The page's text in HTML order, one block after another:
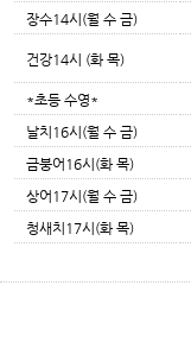
장수14시(월 수 금)
건강14시 (화 목)
*초등 수영*
날치16시(월 수 금)
금붕어16시(화 목)
상어17시(월 수 금)
청새치17시(화 목)